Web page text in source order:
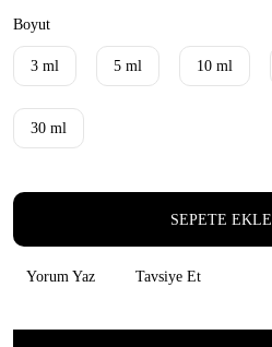
Boyut
3 ml 5 ml 10 ml
30 ml
SEPETE EKLE
Yorum Yaz Tavsiye Et